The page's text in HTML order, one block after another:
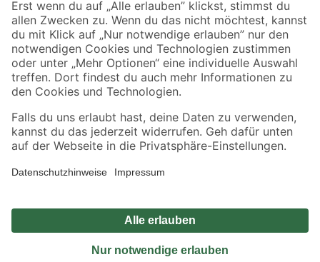
Jetzt die toom-App herunterladen
Alle Preisangaben in EUR inkl. gesetzl. MwSt.. Die dargestellten Angebote sind unter
Umständen nicht in allen Märkten verfügbar. Die angegebenen Verfügbarkeiten beziehen
Produkte nur solange der Vorrat reicht.
*Paketversand ab 59 € versandkostenfrei, gilt nicht für Artikel mit Speditionsversand, hier
Privatsphäre Impressum
Nutzungsbedingungen
Widerrufsrecht
Vertrag widerrufen